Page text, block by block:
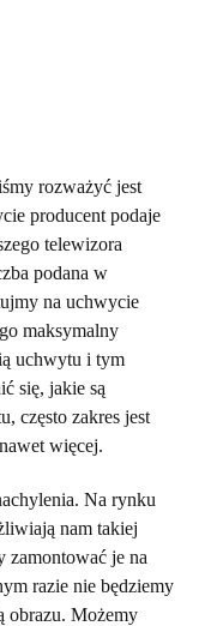
rozważyć jest
producent podaje
telewizora
podana w
na uchwycie
maksymalny
uchwytu i tym
się, jakie są
często zakres jest
więcej.
Na rynku
nam takiej
je na
razie nie będziemy
obrazu. Możemy